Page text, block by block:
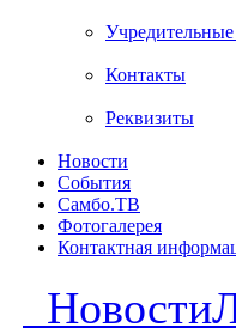
Контакты
Реквизиты
Новости
События
Самбо.ТВ
Фотогалерея
Контактная
Новости